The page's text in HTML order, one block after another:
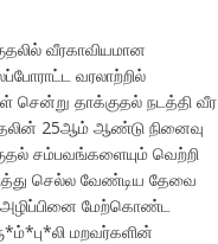
வீரகாவியமான
வரலாற்றில்
சென்று தாக்குதல் நடத்தி வீர
25ஆம் ஆண்டு நினைவு
சம்பவங்களையும் வெற்றி
செல்ல வேண்டிய தேவை
அழிப்பினை மேற்கொண்ட
மறவர்களின்